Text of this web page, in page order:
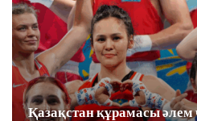
Қазақстан құрамасы